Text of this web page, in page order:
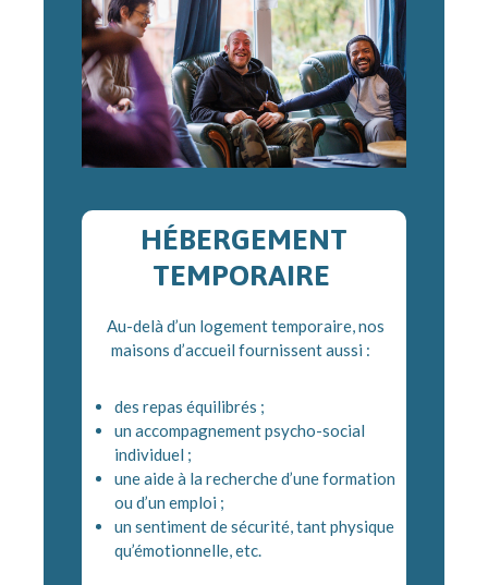
HÉBERGEMENT
TEMPORAIRE
Au-delà d’un logement temporaire, nos
maisons d’accueil fournissent aussi :
des repas équilibrés ;
un accompagnement psycho-social
individuel ;
une aide à la recherche d’une formation
ou d’un emploi ;
un sentiment de sécurité, tant physique
qu’émotionnelle, etc.